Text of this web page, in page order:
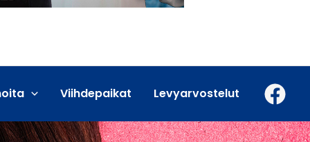
Viihdepaikat Levyarvostelut